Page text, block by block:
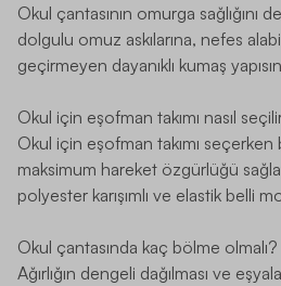
Okul çantasının omurga sağlığını
dolgulu omuz askılarına, nefes
geçirmeyen dayanıklı kumaş
Okul için eşofman takımı nasıl
Okul için eşofman takımı
maksimum hareket özgürlüğü
polyester karışımlı ve elastik belli
Okul çantasında kaç bölme olmalı?
Ağırlığın dengeli dağılması ve